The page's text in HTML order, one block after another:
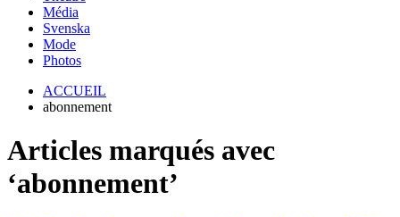
Média
Svenska
Mode
Photos
ACCUEIL
abonnement
Articles marqués avec
‘abonnement’